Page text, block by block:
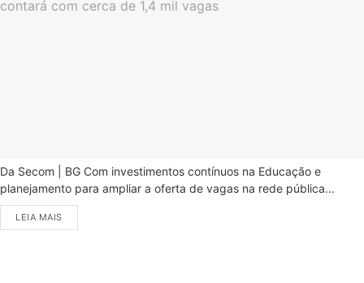
Da Secom | BG Com investimentos contínuos na Educação e
planejamento para ampliar a oferta de vagas na rede pública...
LEIA MAIS